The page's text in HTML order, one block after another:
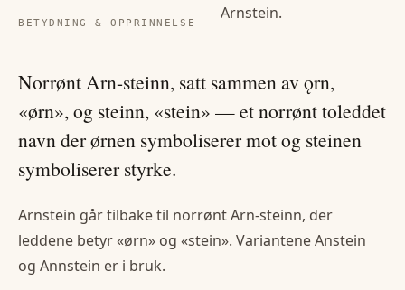
BETYDNING & OPPRINNELSE
Arnstein.
Norrønt Arn-steinn, satt sammen av ǫrn,
«ørn», og steinn, «stein» — et norrønt toleddet
navn der ørnen symboliserer mot og steinen
symboliserer styrke.
Arnstein går tilbake til norrønt Arn-steinn, der
leddene betyr «ørn» og «stein». Variantene Anstein
og Annstein er i bruk.